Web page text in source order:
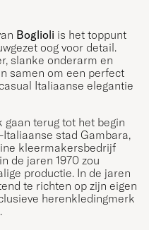
Boglioli is het toppunt
oog voor detail.
slanke onderarm en
samen om een perfect
Italiaanse elegantie
gaan terug tot het begin
stad Gambara,
kleermakersbedrijf
de jaren 1970 zou
productie. In de jaren
te richten op zijn eigen
herenkledingmerk